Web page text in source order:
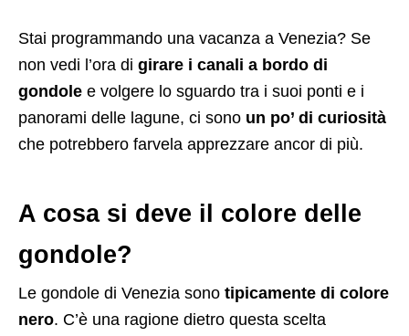
Stai programmando una vacanza a Venezia? Se
non vedi l’ora di girare i canali a bordo di
gondole e volgere lo sguardo tra i suoi ponti e i
panorami delle lagune, ci sono un po’ di curiosità
che potrebbero farvela apprezzare ancor di più.
A cosa si deve il colore delle
gondole?
Le gondole di Venezia sono tipicamente di colore
nero. C’è una ragione dietro questa scelta